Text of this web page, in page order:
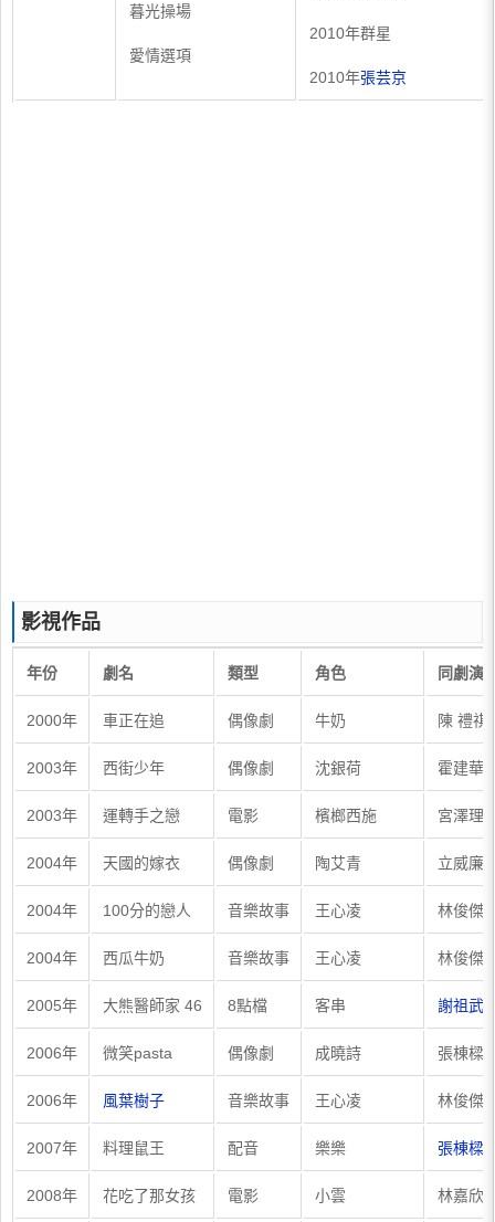
暮光操場
愛情選項
2010年群星
2010年張芸京
影視作品
年份 劇名 類型 角色 同劇演
2000年 車正在追 偶像劇 牛奶 陳 禮祺
2003年 西街少年 偶像劇 沈銀荷 霍建華
2003年 運轉手之戀 電影 檳榔西施 宮澤理
2004年 天國的嫁衣 偶像劇 陶艾青 立威廉
2004年 100分的戀人 音樂故事 王心凌 林俊傑
2004年 西瓜牛奶 音樂故事 王心凌 林俊傑
2005年 大熊醫師家 46 8點檔 客串 謝祖武
2006年 微笑pasta 偶像劇 成曉詩 張棟樑
2006年 風葉樹子 音樂故事 王心凌 林俊傑
2007年 料理鼠王 配音 樂樂 張棟樑
2008年 花吃了那女孩 電影 小雲 林嘉欣